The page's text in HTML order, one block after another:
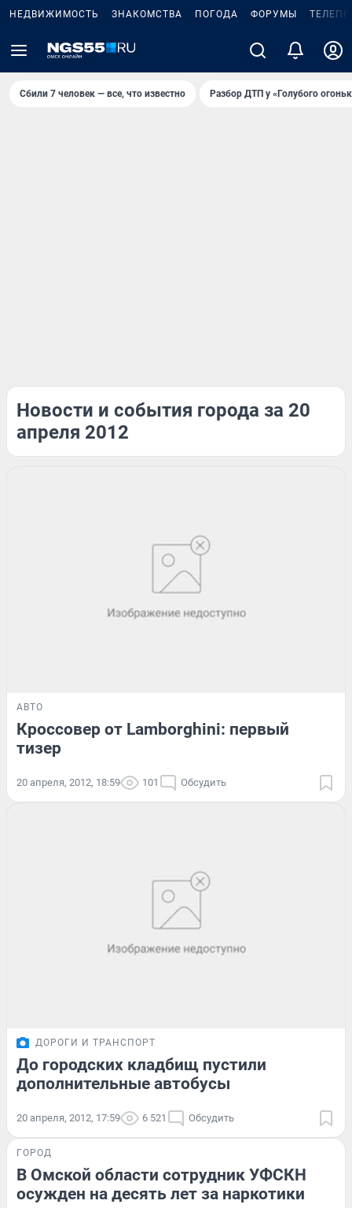
НЕДВИЖИМОСТЬ ЗНАКОМСТВА ПОГОДА ФОРУМЫ
Сбили 7 человек — все, что известно Разбор ДТП у «Голубого
Новости и события города за 20
апреля 2012
АВТО
Кроссовер от Lamborghini: первый
тизер
20 апреля, 2012, 18:59 101 Обсудить
ДОРОГИ И ТРАНСПОРТ
До городских кладбищ пустили
дополнительные автобусы
20 апреля, 2012, 17:59 6 521 Обсудить
ГОРОД
В Омской области сотрудник УФСКН
осужден на десять лет за наркотики